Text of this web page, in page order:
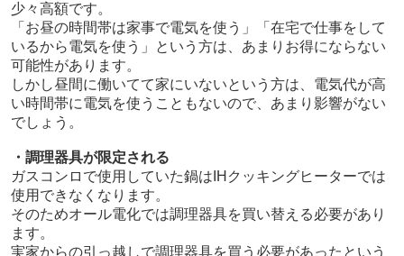
少々高額です。
「お昼の時間帯は家事で電気を使う」「在宅で仕事をして
いるから電気を使う」という方は、あまりお得にならない
可能性があります。
しかし昼間に働いてて家にいないという方は、電気代が高
い時間帯に電気を使うこともないので、あまり影響がない
でしょう。
・調理器具が限定される
ガスコンロで使用していた鍋はIHクッキングヒーターでは
使用できなくなります。
そのためオール電化では調理器具を買い替える必要があり
ます。
実家からの引っ越しで調理器具を買う必要があったという